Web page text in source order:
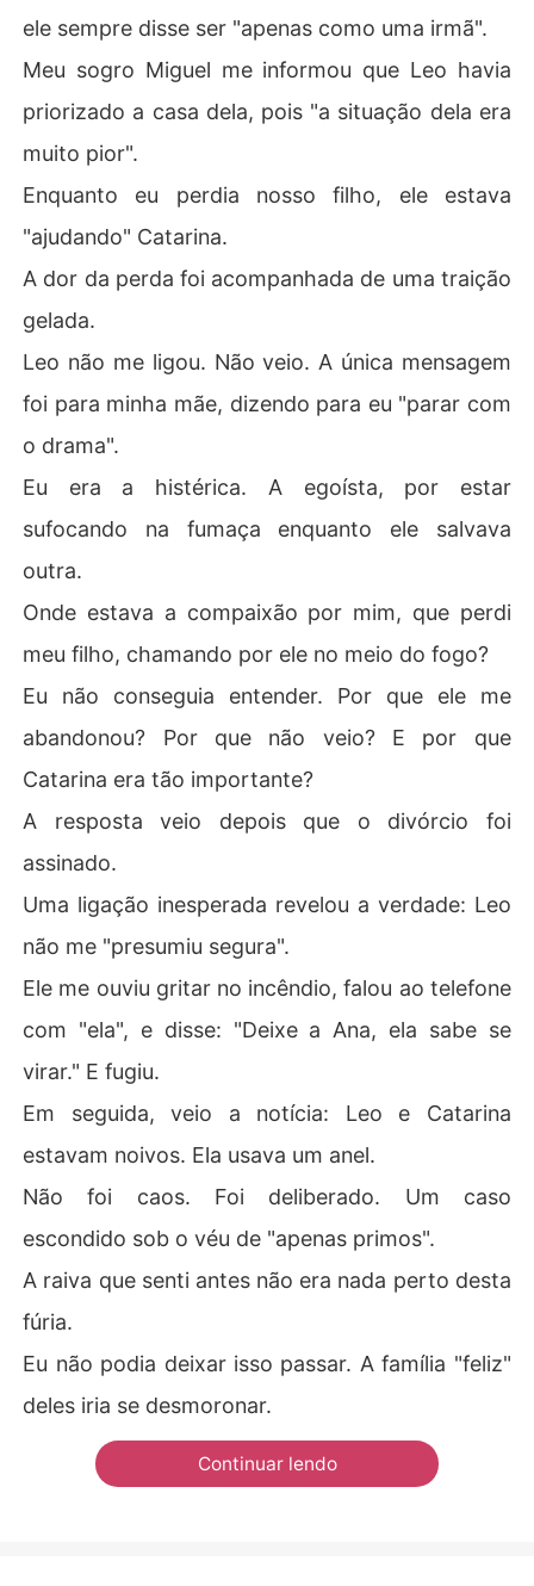
maça enquanto ele salvava outra.
Onde estava a compaixão por mim, que perdi meu filho,
chamando por ele no meio do fogo?
Eu não conseguia entender. Por que ele me abandonou?
Por que não veio? E por que Catarina era tão important
e?
A resposta veio depois que o divórcio foi assinado.
Uma ligação inesperada revelou a verdade: Leo não me
"presumiu segura".
Ele me ouviu gritar no incêndio, falou ao telefone com
"ela", e disse: "Deixe a Ana, ela sabe se virar." E fugiu.
Em seguida, veio a notícia: Leo e Catarina estavam noiv
os. Ela usava um anel.
Não foi caos. Foi deliberado. Um caso escondido sob o
véu de "apenas primos".
A raiva que senti antes não era nada perto desta fúria.
a se desmoronar.
ele sempre disse ser "apenas como uma irmã".
Meu sogro Miguel me informou que Leo havia
priorizado a casa dela, pois "a situação dela era
muito pior".
Enquanto eu perdia nosso filho, ele estava
"ajudando" Catarina.
A dor da perda foi acompanhada de uma traição
gelada.
Leo não me ligou. Não veio. A única mensagem
foi para minha mãe, dizendo para eu "parar com
o drama".
Eu era a histérica. A egoísta, por estar
sufocando na fumaça enquanto ele salvava
outra.
Onde estava a compaixão por mim, que perdi
meu filho, chamando por ele no meio do fogo?
Eu não conseguia entender. Por que ele me
abandonou? Por que não veio? E por que
Catarina era tão importante?
A resposta veio depois que o divórcio foi
assinado.
Uma ligação inesperada revelou a verdade: Leo
não me "presumiu segura".
Ele me ouviu gritar no incêndio, falou ao telefone
com "ela", e disse: "Deixe a Ana, ela sabe se
virar." E fugiu.
Em seguida, veio a notícia: Leo e Catarina
estavam noivos. Ela usava um anel.
Não foi caos. Foi deliberado. Um caso
escondido sob o véu de "apenas primos".
A raiva que senti antes não era nada perto desta
fúria.
Eu não podia deixar isso passar. A família "feliz"
deles iria se desmoronar.
Continuar lendo